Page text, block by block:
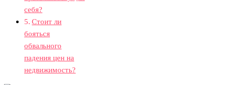
себя?
Стоит ли
бояться
обвального
падения цен на
недвижимость?